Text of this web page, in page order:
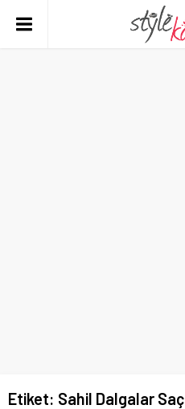
Etiket: Sahil Dalgalar Saç